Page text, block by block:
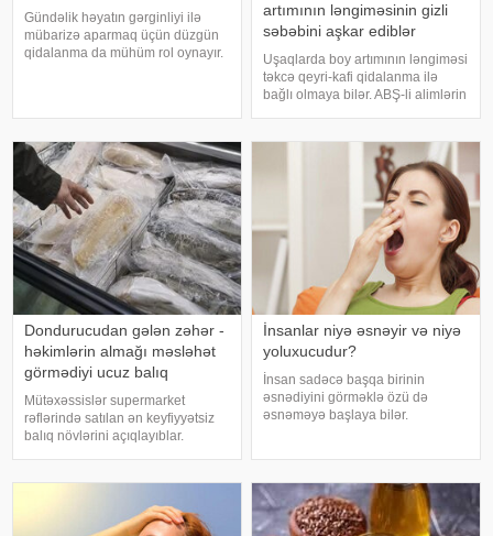
Gündəlik həyatın gərginliyi ilə
mübarizə aparmaq üçün düzgün
qidalanma da mühüm rol oynayır.
bilər
artımının ləngiməsinin gizli
səbəbini aşkar ediblər
Uşaqlarda boy artımının ləngiməsi
təkcə qeyri-kafi qidalanma ilə
bağlı olmaya bilər. ABŞ-li alimlərin
bakteriyalar hələ ana bətnində
olarkən körpənin inkişafın
Dondurucudan gələn zəhər -
həkimlərin almağı məsləhət
görmədiyi ucuz balıq
Mütəxəssislər supermarket
rəflərində satılan ən keyfiyyətsiz
balıq növlərini açıqlayıblar.
xəbər verir ki, supermarketlərdək
İnsanlar niyə əsnəyir və niyə
yoluxucudur?
İnsan sadəcə başqa birinin
əsnədiyini görməklə özü də
əsnəməyə başlaya bilər.
verir ki, əsnəmək insan
orqanizminin ən adi